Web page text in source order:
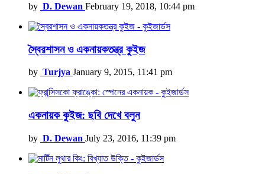
by D. Dewan February 19, 2018, 10:44 pm
স্বৈরশাসন ও একনায়কতন্ত্র কুইজ
by Turjya January 9, 2015, 11:41 pm
একনায়ক কুইজ: ছবি দেখে বলুন
by D. Dewan July 23, 2016, 11:39 pm